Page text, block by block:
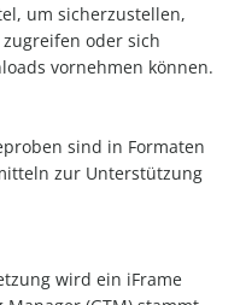
um sicherzustellen,
oder sich
vornehmen können.
sind in Formaten
zur Unterstützung
wird ein iFrame